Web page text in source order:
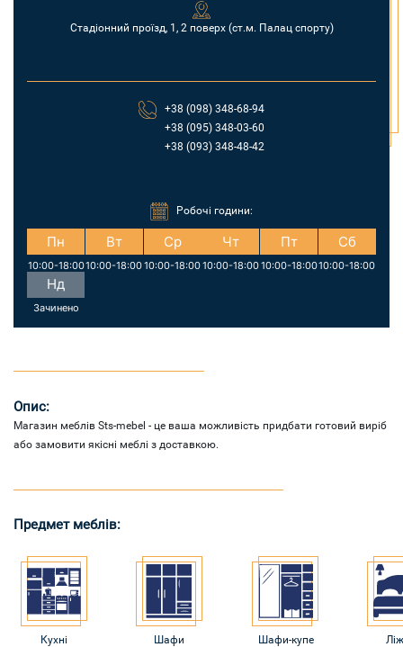
Стадіонний проїзд, 1, 2 поверх (ст.м. Палац спорту)
+38 (098) 348-68-94
+38 (095) 348-03-60
+38 (093) 348-48-42
Робочі години:
Пн
10:00-18:00
Вт
10:00-18:00
Ср
10:00-18:00
Чт
10:00-18:00
Пт
10:00-18:00
Сб
10:00-18:00
Нд
Зачинено
Опис:
Магазин меблів Sts-mebel - це ваша можливість придбати готовий виріб
або замовити якісні меблі з доставкою.
Предмет меблів:
Кухні Шафи Шафи-купе